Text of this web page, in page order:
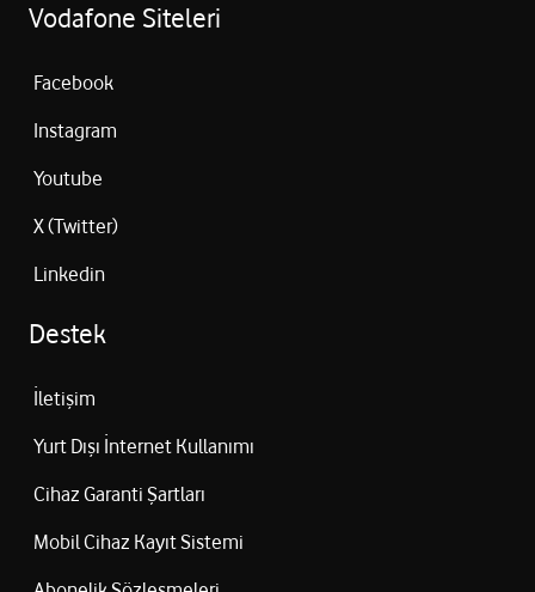
Vodafone Siteleri
Facebook
Instagram
Youtube
X (Twitter)
Linkedin
Destek
İletişim
Yurt Dışı İnternet Kullanımı
Cihaz Garanti Şartları
Mobil Cihaz Kayıt Sistemi